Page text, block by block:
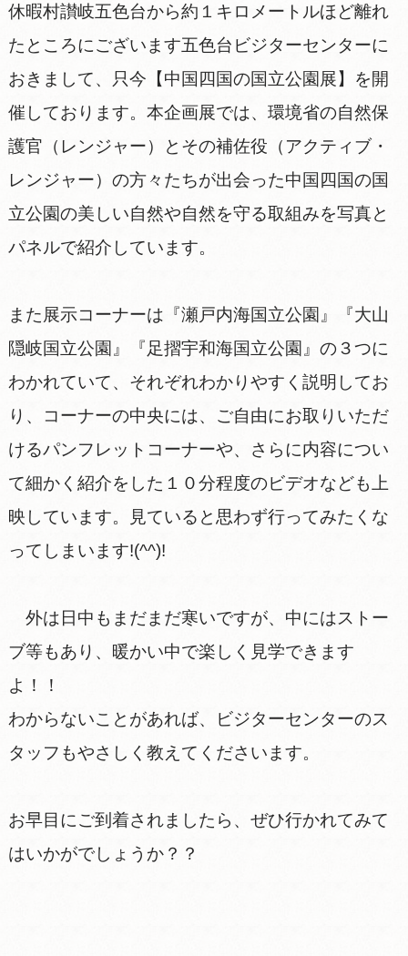
休暇村讃岐五色台から約１キロメートルほど離れ
たところにございます五色台ビジターセンターに
おきまして、只今【中国四国の国立公園展】を開
催しております。本企画展では、環境省の自然保
護官（レンジャー）とその補佐役（アクティブ・
レンジャー）の方々たちが出会った中国四国の国
立公園の美しい自然や自然を守る取組みを写真と
パネルで紹介しています。
また展示コーナーは『瀬戸内海国立公園』『大山
隠岐国立公園』『足摺宇和海国立公園』の３つに
わかれていて、それぞれわかりやすく説明してお
り、コーナーの中央には、ご自由にお取りいただ
けるパンフレットコーナーや、さらに内容につい
て細かく紹介をした１０分程度のビデオなども上
映しています。見ていると思わず行ってみたくな
ってしまいます!(^^)!
外は日中もまだまだ寒いですが、中にはストー
ブ等もあり、暖かい中で楽しく見学できます
よ！！
わからないことがあれば、ビジターセンターのス
タッフもやさしく教えてくださいます。
お早目にご到着されましたら、ぜひ行かれてみて
はいかがでしょうか？？